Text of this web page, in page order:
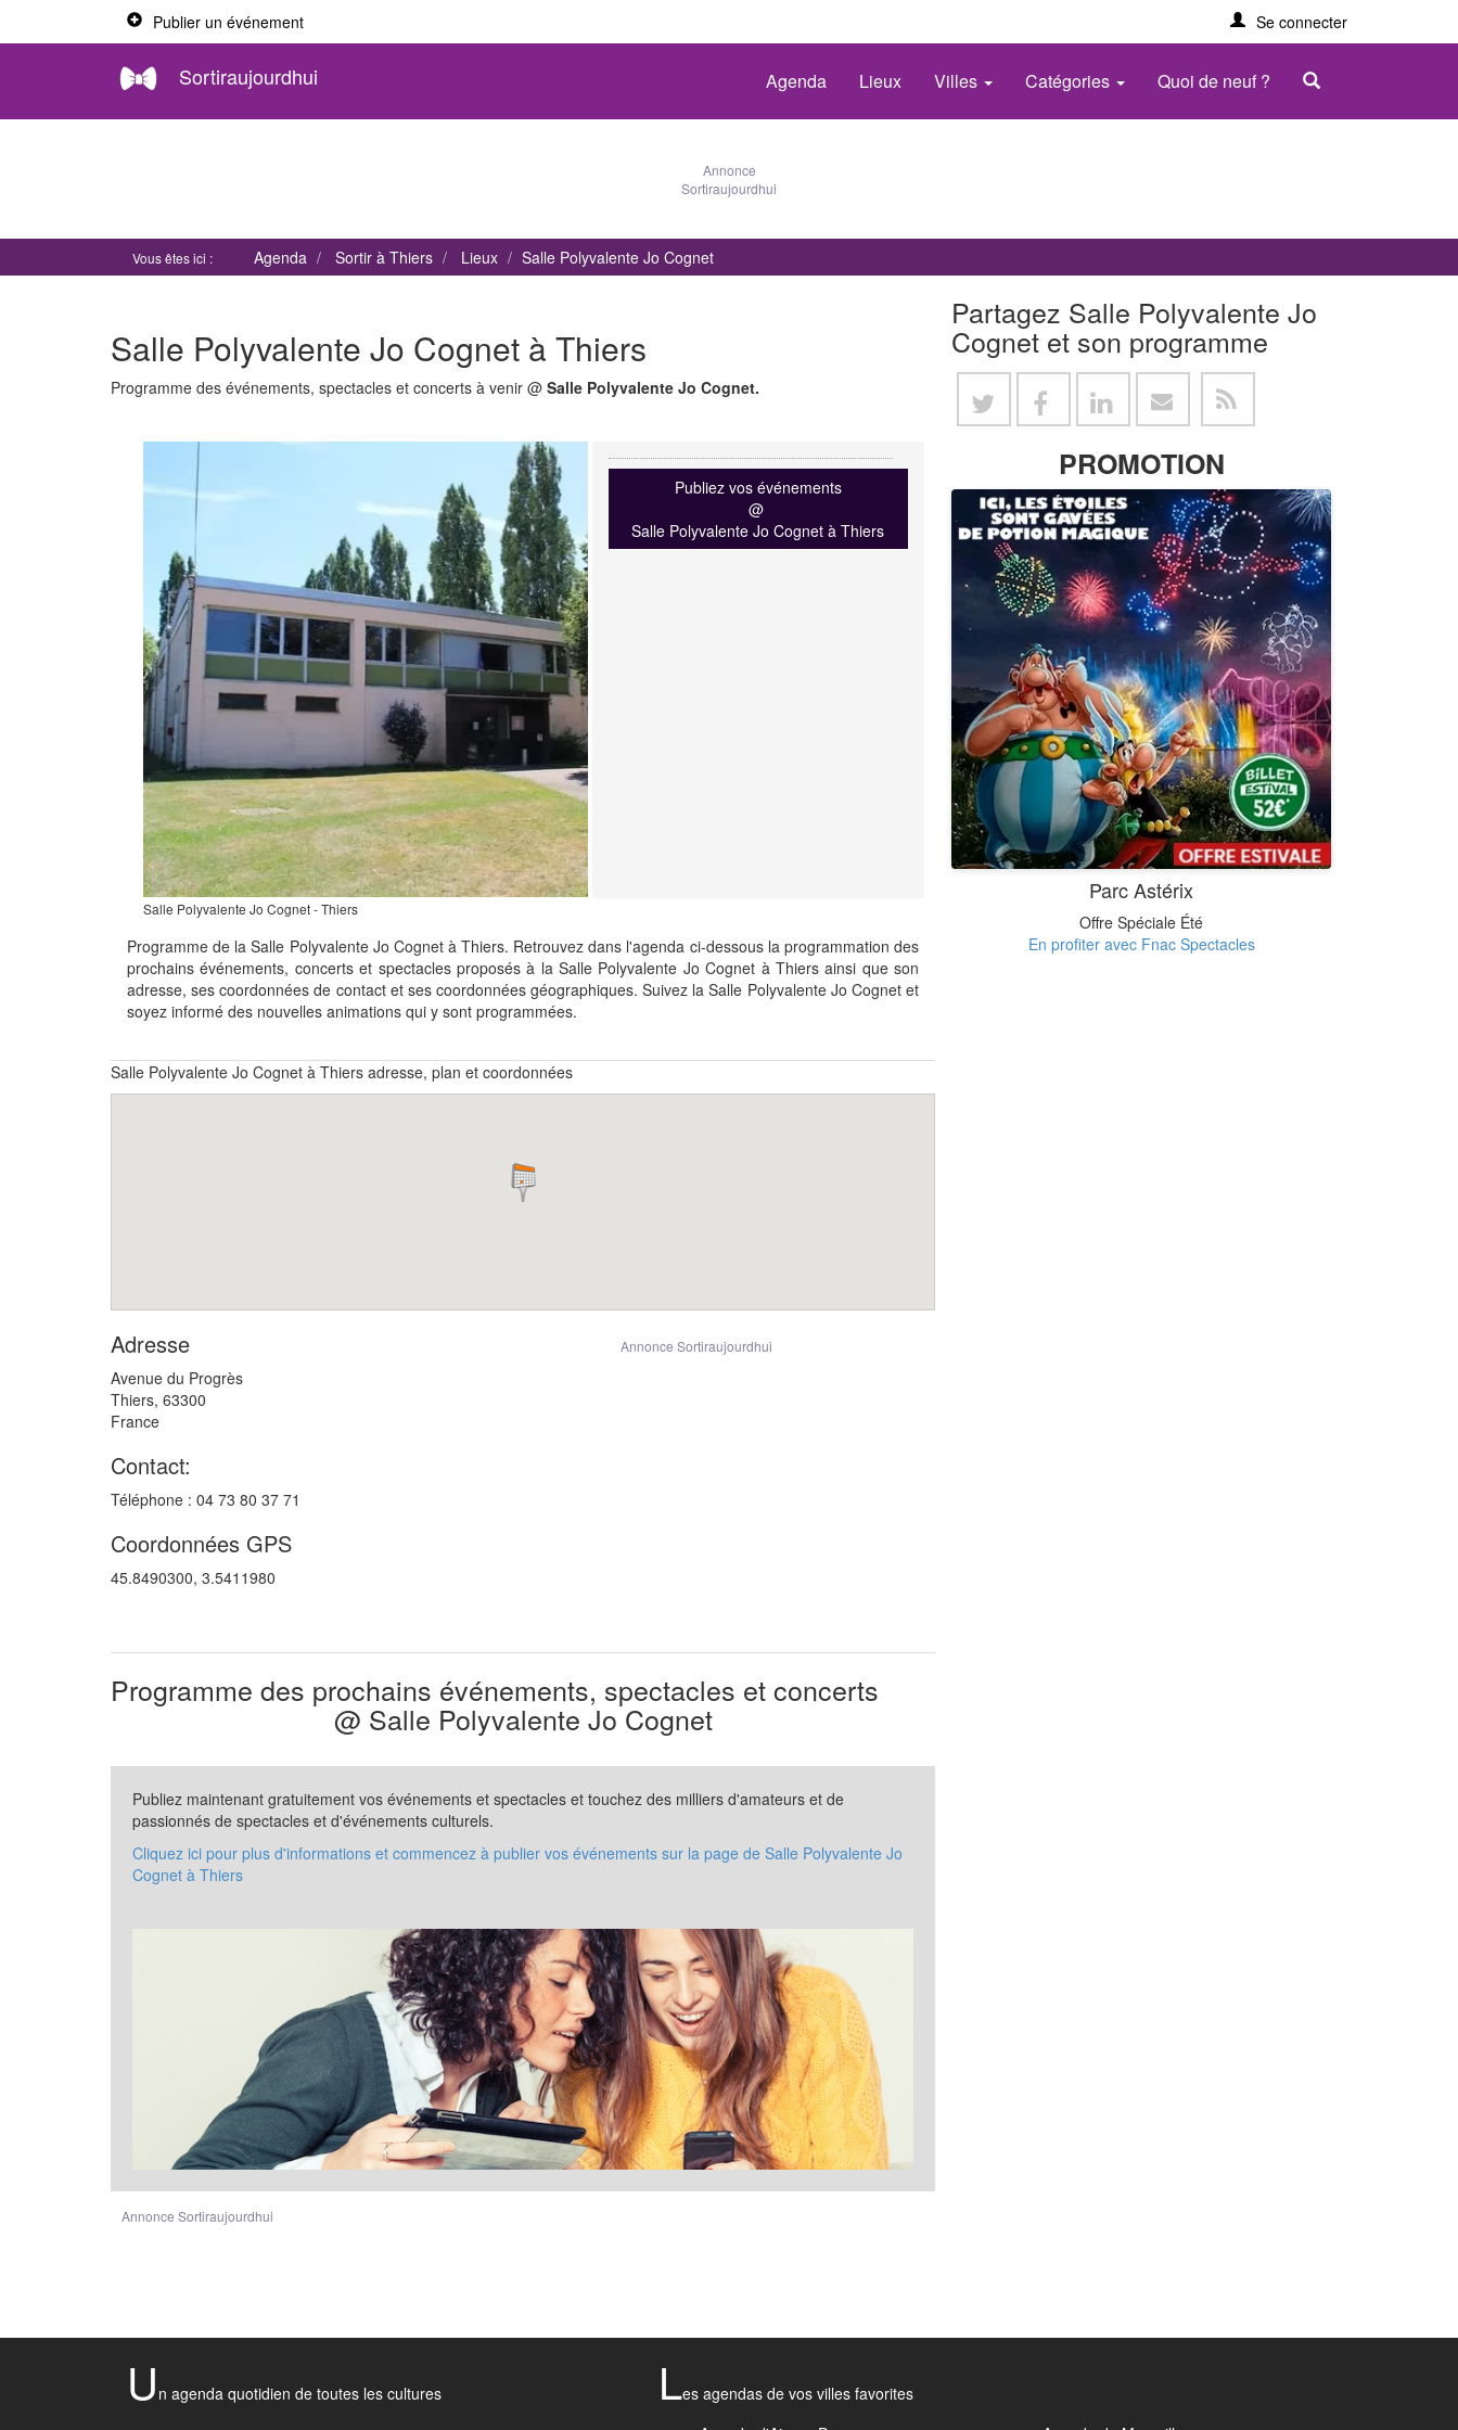
Publier un événement Se connecter
Sortiraujourdhui Agenda Lieux Villes Catégories Quoi de neuf ?
Annonce
Sortiraujourdhui
Vous êtes ici : Agenda Sortir à Thiers Lieux Salle Polyvalente Jo Cognet
Salle Polyvalente Jo Cognet à Thiers
Programme des événements, spectacles et concerts à venir @ Salle Polyvalente Jo Cognet.
Salle Polyvalente Jo Cognet - Thiers
Publiez vos événements
@
Salle Polyvalente Jo Cognet à Thiers
Programme de la Salle Polyvalente Jo Cognet à Thiers. Retrouvez dans l'agenda ci-dessous la programmation des
prochains événements, concerts et spectacles proposés à la Salle Polyvalente Jo Cognet à Thiers ainsi que son
adresse, ses coordonnées de contact et ses coordonnées géographiques. Suivez la Salle Polyvalente Jo Cognet et
soyez informé des nouvelles animations qui y sont programmées.
Salle Polyvalente Jo Cognet à Thiers adresse, plan et coordonnées
Annonce Sortiraujourdhui
Adresse
Avenue du Progrès
Thiers, 63300
France
Contact:
Téléphone : 04 73 80 37 71
Coordonnées GPS
45.8490300, 3.5411980
Programme des prochains événements, spectacles et concerts
@ Salle Polyvalente Jo Cognet
Publiez maintenant gratuitement vos événements et spectacles et touchez des milliers d'amateurs et de
passionnés de spectacles et d'événements culturels.
Cliquez ici pour plus d'informations et commencez à publier vos événements sur la page de Salle Polyvalente Jo
Cognet à Thiers
Annonce Sortiraujourdhui
Partagez Salle Polyvalente Jo
Cognet et son programme
PROMOTION
Parc Astérix
Offre Spéciale Été
En profiter avec Fnac Spectacles
U n agenda quotidien de toutes les cultures Les agendas de vos villes favorites